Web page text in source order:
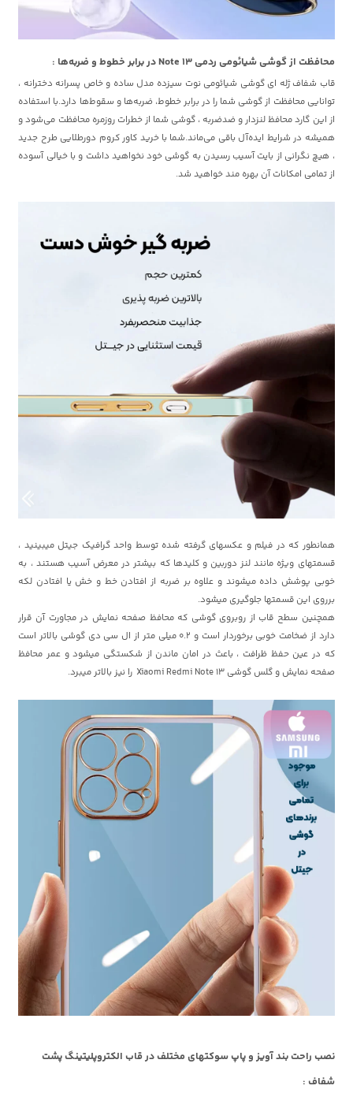
محافظت از گوشی شیائومی ردمی Note 13 در برابر خطوط و ضربه‌ها :
قاب شفاف ژله ای گوشی شیائومی نوت سیزده مدل ساده و خاص پسرانه دخترانه ،
توانایی محافظت از گوشی شما را در برابر خطوط، ضربه‌ها و سقوط‌ها دارد.با استفاده
از این گارد محافظ لنزدار و ضدضربه ، گوشی شما از خطرات روزمره محافظت می‌شود و
همیشه در شرایط ایده‌آل باقی می‌ماند.شما با خرید کاور کروم دورطلایی طرح جدید
، هیچ نگرانی از بایت آسیب رسیدن به گوشی خود نخواهید داشت و با خیالی آسوده
از تمامی امکانات آن بهره مند خواهید شد.
همانطور که در فیلم و عکسهای گرفته شده توسط واحد گرافیک جیتل میبینید ،
قسمتهای ویژه مانند لنز دوربین و کلیدها که بیشتر در معرض آسیب هستند ، به
خوبی پوشش داده میشوند و علاوه بر ضربه از افتادن خط و خش یا افتادن لکه
برروی این قسمتها جلوگیری میشود.
همچنین سطح قاب از روبروی گوشی که محافظ صفحه نمایش در مجاورت آن قرار
دارد از ضخامت خوبی برخوردار است و 0.2 میلی متر از ال سی دی گوشی بالاتر است
که در عین حفظ ظرافت ، باعث در امان ماندن از شکستگی میشود و عمر محافظ
صفحه نمایش و گلس گوشی Xiaomi Redmi Note 13 را نیز بالاتر میبرد.
نصب راحت بند آویز و پاپ سوکتهای مختلف در قاب الکتروپلیتینگ پشت
شفاف :